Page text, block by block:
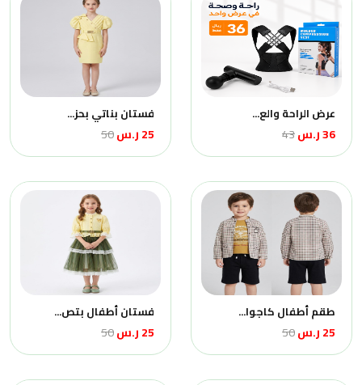
عرض الراحة والع...
36 ر.س 43
فستان بناتي بحز...
25 ر.س 50
طقم أطفال كاجوا...
25 ر.س 50
فستان أطفال بتص...
25 ر.س 50